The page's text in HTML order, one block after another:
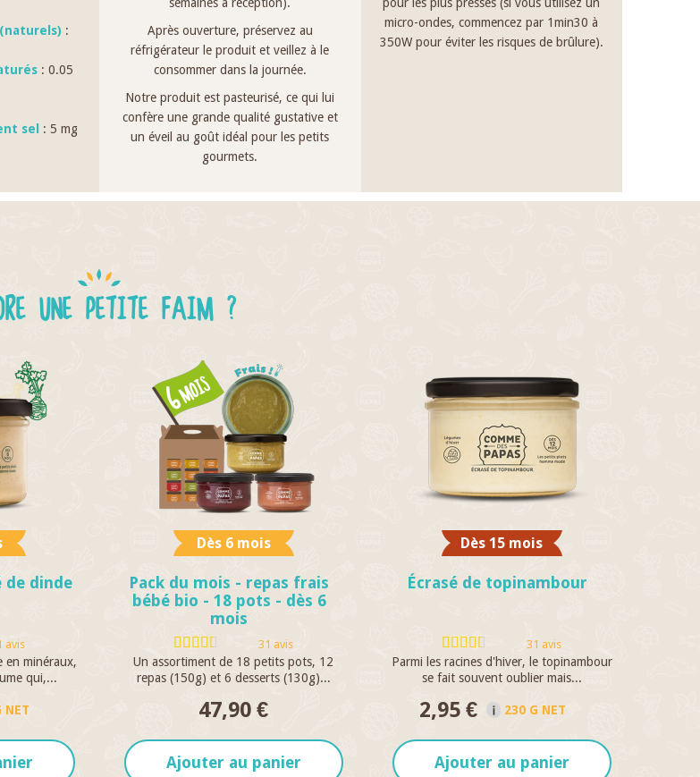
:
: 0.05
sel
: 5 mg
Après ouverture, préservez au
réfrigérateur le produit et veillez à le
consommer dans la journée.
Notre produit est pasteurisé, ce qui lui
confère une grande qualité gustative et
un éveil au goût idéal pour les petits
gourmets.
micro-ondes, commencez par 1min30 à
350W pour éviter les risques de brûlure).
UNE PETITE FAIM ?
de dinde
avis
en minéraux,
qui,...
NET
Dès 6 mois
Pack du mois - repas frais
bébé bio - 18 pots - dès 6
mois
31 avis
Un assortiment de 18 petits pots, 12
repas (150g) et 6 desserts (130g)...
47,90 €
Ajouter au panier
Dès 15 mois
Écrasé de topinambour
31 avis
Parmi les racines d'hiver, le topinambour
se fait souvent oublier mais...
2,95 € 230 G NET
Ajouter au panier